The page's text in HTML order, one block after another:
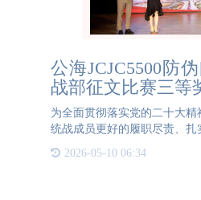
公海JCJC5500防
战部征文比赛三等
为全面贯彻落实党的二十大
统战成员更好的履职尽责、扎
统战系统主题征文比赛活动。
2026-05-10 06:34